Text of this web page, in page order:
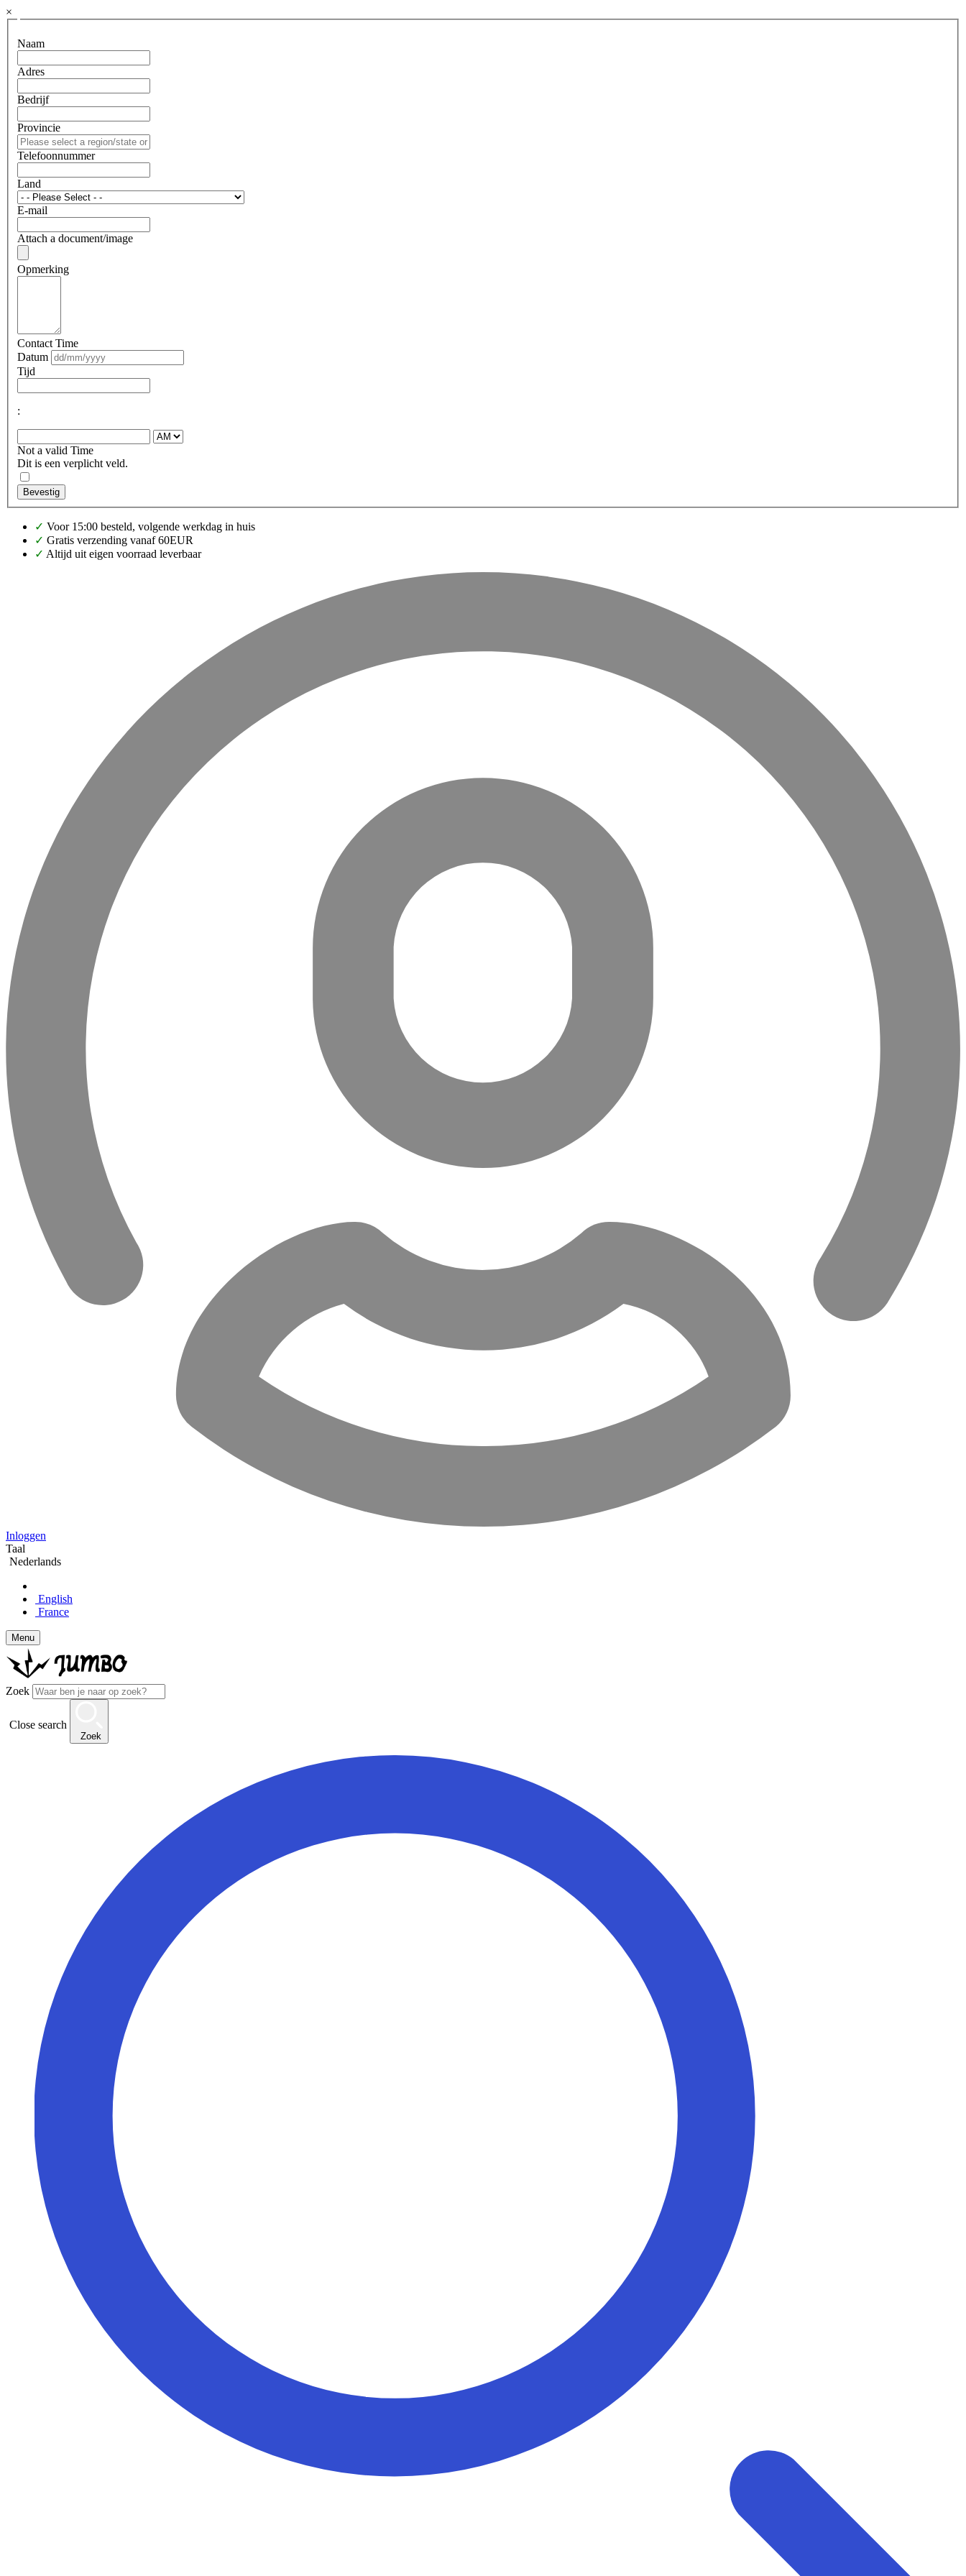
×
Naam
Adres
Bedrijf
Provincie
Telefoonnummer
Land
E-mail
Attach a document/image
Opmerking
Contact Time
Datum
Tijd
:
Not a valid Time
Dit is een verplicht veld.
Bevestig
✓ Voor 15:00 besteld, volgende werkdag in huis
✓ Gratis verzending vanaf 60EUR
✓ Altijd uit eigen voorraad leverbaar
Inloggen
Taal
Nederlands
English
France
Menu
Zoek
Close search
Zoek